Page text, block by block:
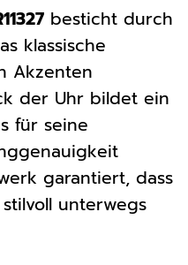
besticht durch
klassische
Akzenten
der Uhr bildet ein
für seine
garantiert, dass
unterwegs